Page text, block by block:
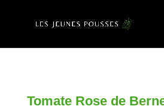
Tomate Rose de